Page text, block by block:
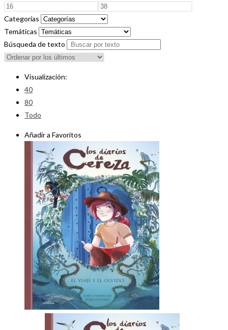
Categorías
Temáticas
Búsqueda de texto
Visualización:
40
80
Todo
Añadir a Favoritos